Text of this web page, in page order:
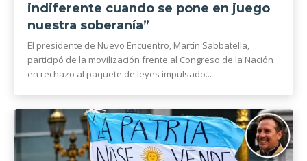
indiferente cuando se pone en juego
nuestra soberanía”
El presidente de Nuevo Encuentro, Martín Sabbatella,
participó de la movilización frente al Congreso de la Nación
en rechazo al paquete de leyes impulsado...